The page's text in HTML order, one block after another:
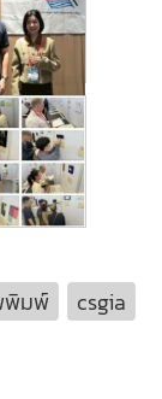
พิมพ์
csgia